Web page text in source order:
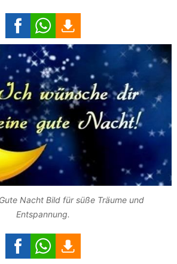
Nacht Bild für süße Träume und
Entspannung.